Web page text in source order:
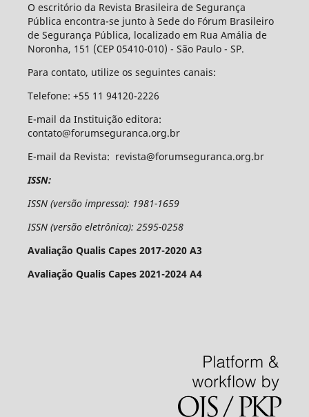
O escritório da Revista Brasileira de Segurança
Pública encontra-se junto à Sede do Fórum Brasileiro
de Segurança Pública, localizado em Rua Amália de
Noronha, 151 (CEP 05410-010) - São Paulo - SP.
Para contato, utilize os seguintes canais:
Telefone: +55 11 94120-2226
E-mail da Instituição editora:
contato@forumseguranca.org.br
E-mail da Revista: revista@forumseguranca.org.br
ISSN:
ISSN (versão impressa): 1981-1659
ISSN (versão eletrônica): 2595-0258
Avaliação Qualis Capes 2017-2020 A3
Avaliação Qualis Capes 2021-2024 A4